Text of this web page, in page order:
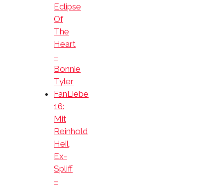
Eclipse
Of
The
Heart
–
Bonnie
Tyler
FanLiebe
16:
Mit
Reinhold
Heil,
Ex-
Spliff
–